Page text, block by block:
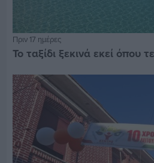
Πριν 17 ημέρες
Το ταξίδι ξεκινά εκεί όπου